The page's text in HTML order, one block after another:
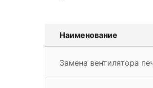
Наименование
Замена вентилятора